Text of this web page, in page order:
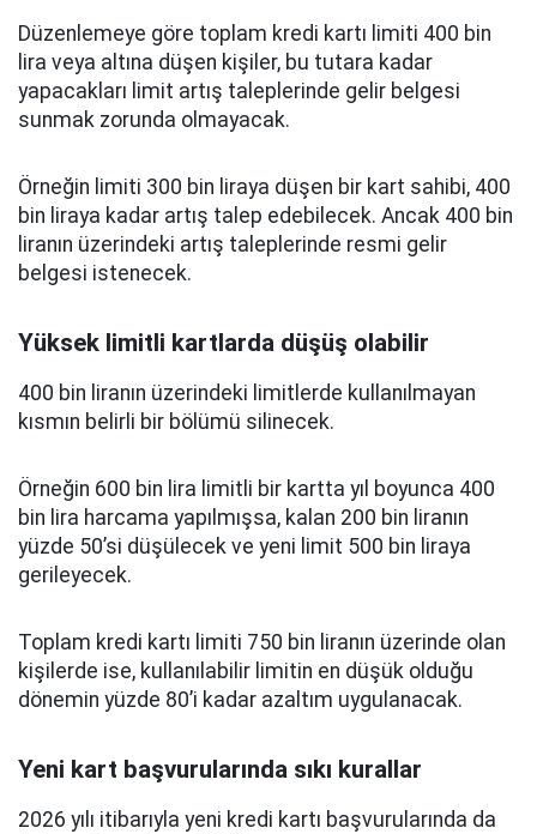
Düzenlemeye göre toplam kredi kartı limiti 400 bin
lira veya altına düşen kişiler, bu tutara kadar
yapacakları limit artış taleplerinde gelir belgesi
sunmak zorunda olmayacak.
Örneğin limiti 300 bin liraya düşen bir kart sahibi, 400
bin liraya kadar artış talep edebilecek. Ancak 400 bin
liranın üzerindeki artış taleplerinde resmi gelir
belgesi istenecek.
Yüksek limitli kartlarda düşüş olabilir
400 bin liranın üzerindeki limitlerde kullanılmayan
kısmın belirli bir bölümü silinecek.
Örneğin 600 bin lira limitli bir kartta yıl boyunca 400
bin lira harcama yapılmışsa, kalan 200 bin liranın
yüzde 50’si düşülecek ve yeni limit 500 bin liraya
gerileyecek.
Toplam kredi kartı limiti 750 bin liranın üzerinde olan
kişilerde ise, kullanılabilir limitin en düşük olduğu
dönemin yüzde 80’i kadar azaltım uygulanacak.
Yeni kart başvurularında sıkı kurallar
2026 yılı itibarıyla yeni kredi kartı başvurularında da